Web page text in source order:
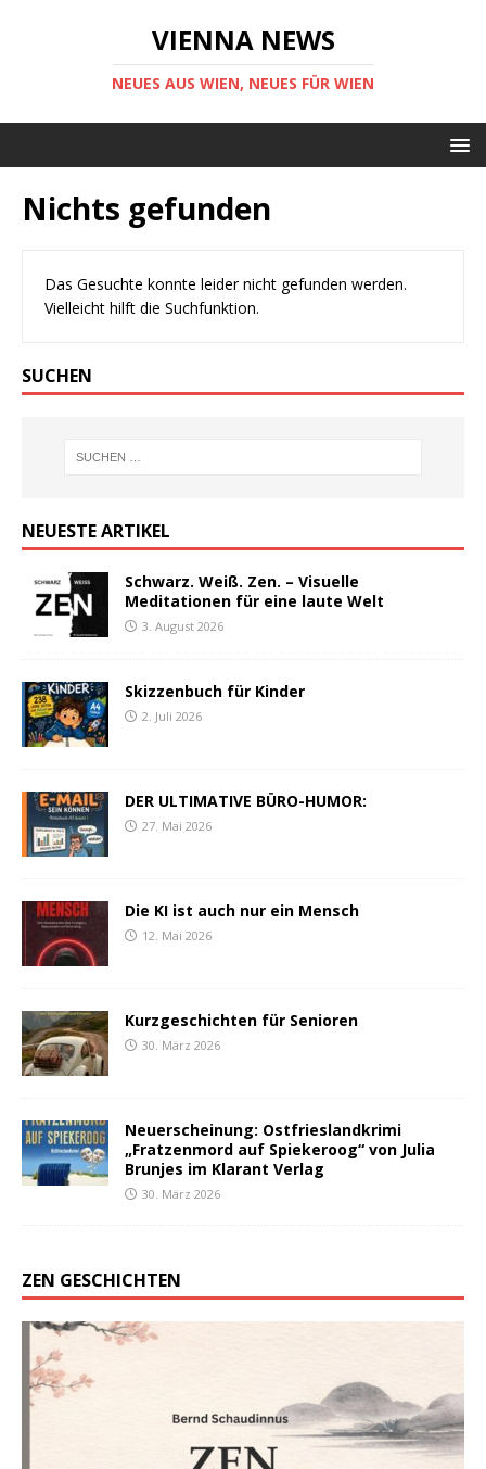
VIENNA NEWS
NEUES AUS WIEN, NEUES FÜR WIEN
Nichts gefunden
Das Gesuchte konnte leider nicht gefunden werden.
Vielleicht hilft die Suchfunktion.
SUCHEN
NEUESTE ARTIKEL
Schwarz. Weiß. Zen. – Visuelle
Meditationen für eine laute Welt
3. August 2026
Skizzenbuch für Kinder
2. Juli 2026
DER ULTIMATIVE BÜRO-HUMOR:
27. Mai 2026
Die KI ist auch nur ein Mensch
12. Mai 2026
Kurzgeschichten für Senioren
30. März 2026
Neuerscheinung: Ostfrieslandkrimi
„Fratzenmord auf Spiekeroog“ von Julia
Brunjes im Klarant Verlag
30. März 2026
ZEN GESCHICHTEN